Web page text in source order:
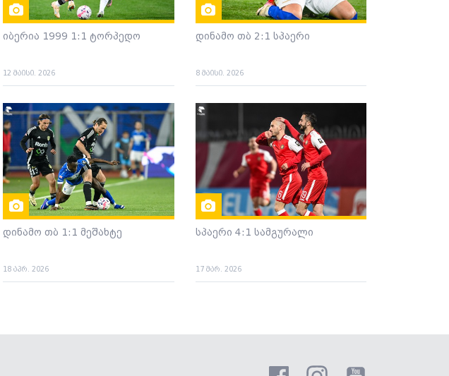
იბერია 1999 1:1 ტორპედო
12 მაისი. 2026
დინამო თბ 2:1 სპაერი
8 მაისი. 2026
დინამო თბ 1:1 მეშახტე
18 აპრ. 2026
სპაერი 4:1 სამგურალი
17 მარ. 2026